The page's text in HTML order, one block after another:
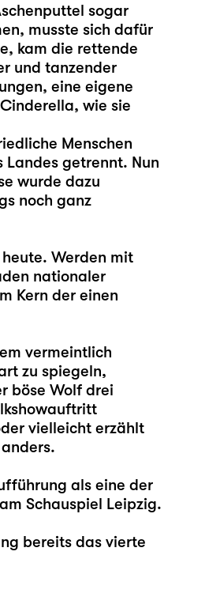
sogar
musste sich dafür
kam die rettende
und tanzender
eine eigene
wie sie
Menschen
Landes getrennt. Nun
wurde dazu
noch ganz
Werden mit
nationaler
Kern der einen
vermeintlich
zu spiegeln,
böse Wolf drei
vielleicht erzählt
als eine der
Schauspiel Leipzig.
bereits das vierte